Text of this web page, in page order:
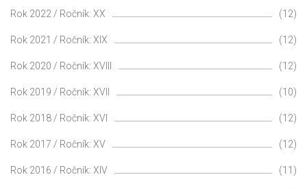
Rok 2022 / Ročník: XX (12)
Rok 2021 / Ročník: XIX (12)
Rok 2020 / Ročník: XVIII (12)
Rok 2019 / Ročník: XVII (10)
Rok 2018 / Ročník: XVI (12)
Rok 2017 / Ročník: XV (12)
Rok 2016 / Ročník: XIV (11)